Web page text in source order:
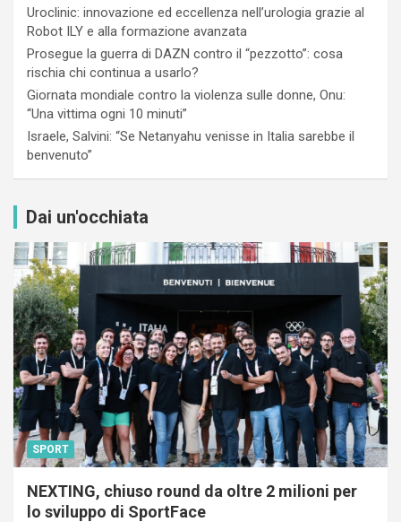
Uroclinic: innovazione ed eccellenza nell’urologia grazie al
Robot ILY e alla formazione avanzata
Prosegue la guerra di DAZN contro il “pezzotto”: cosa
rischia chi continua a usarlo?
Giornata mondiale contro la violenza sulle donne, Onu:
“Una vittima ogni 10 minuti”
Israele, Salvini: “Se Netanyahu venisse in Italia sarebbe il
benvenuto”
Dai un'occhiata
SPORT
NEXTING, chiuso round da oltre 2 milioni per
lo sviluppo di SportFace